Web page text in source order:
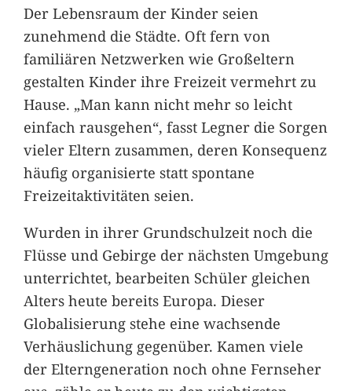
Der Lebensraum der Kinder seien
zunehmend die Städte. Oft fern von
familiären Netzwerken wie Großeltern
gestalten Kinder ihre Freizeit vermehrt zu
Hause. „Man kann nicht mehr so leicht
einfach rausgehen“, fasst Legner die Sorgen
vieler Eltern zusammen, deren Konsequenz
häufig organisierte statt spontane
Freizeitaktivitäten seien.
Wurden in ihrer Grundschulzeit noch die
Flüsse und Gebirge der nächsten Umgebung
unterrichtet, bearbeiten Schüler gleichen
Alters heute bereits Europa. Dieser
Globalisierung stehe eine wachsende
Verhäuslichung gegenüber. Kamen viele
der Elterngeneration noch ohne Fernseher